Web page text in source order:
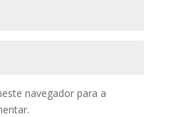
navegador para a